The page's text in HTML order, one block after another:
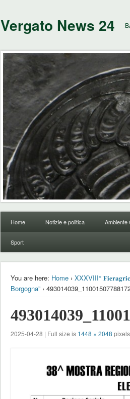
Vergato News 24
Home Notizie e politica Ambiente
Sport
You are here: Home› XXXVIII°
Borgogna”›
2025-04-28 | Full size is 1448 × 2048 pixels